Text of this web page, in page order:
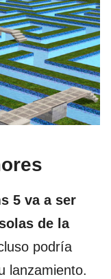
5 va a ser
de la
podría
lanzamiento.